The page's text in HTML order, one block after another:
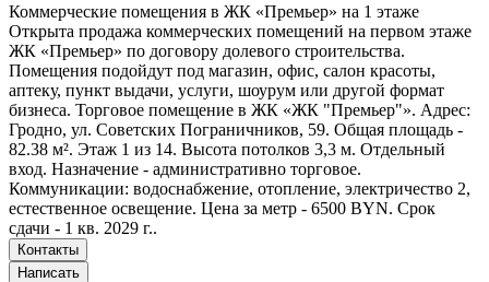
Коммерческие помещения в ЖК «Премьер» на 1 этаже
Открыта продажа коммерческих помещений на первом этаже
ЖК «Премьер» по договору долевого строительства.
Помещения подойдут под магазин, офис, салон красоты,
аптеку, пункт выдачи, услуги, шоурум или другой формат
бизнеса. Торговое помещение в ЖК «ЖК "Премьер"». Адрес:
Гродно, ул. Советских Пограничников, 59. Общая площадь -
82.38 м². Этаж 1 из 14. Высота потолков 3,3 м. Отдельный
вход. Назначение - административно торговое.
Коммуникации: водоснабжение, отопление, электричество 2,
естественное освещение. Цена за метр - 6500 BYN. Срок
сдачи - 1 кв. 2029 г..
Контакты
Написать